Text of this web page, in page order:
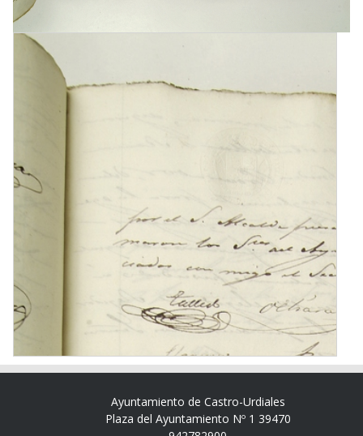
Ayuntamiento de Castro-Urdiales
Plaza del Ayuntamiento Nº 1 39470